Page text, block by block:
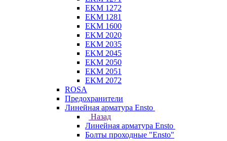
EKM 1272
EKM 1281
EKM 1600
EKM 2020
EKM 2035
EKM 2045
EKM 2050
EKM 2051
EKM 2072
ROSA
Предохранители
Линейная арматура Ensto
Назад
Линейная арматура Ensto
Болты проходные "Ensto"